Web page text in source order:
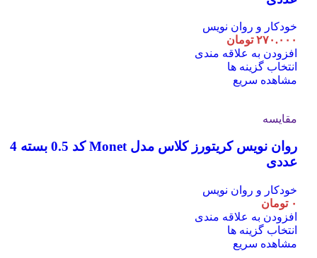
ممکن
است
در
خودکار و روان نویس
۲۷۰.۰۰۰ تومان
افزودن به علاقه مندی
انتخاب گزینه ها
باشد.
ممکن
است
مشاهده سریع
مقایسه
روان نویس کریتورز کلاس مدل Monet کد 0.5 بسته 4
عددی
خودکار و روان نویس
۰ تومان
افزودن به علاقه مندی
انتخاب گزینه ها
مشاهده سریع